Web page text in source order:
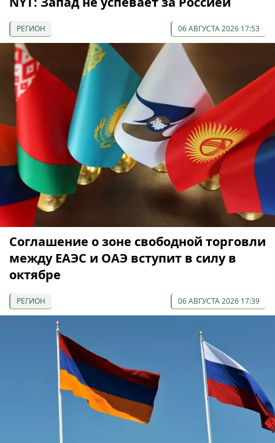
РЕГИОН 06 АВГУСТА 2026 17:53
Соглашение о зоне свободной торговли
между ЕАЭС и ОАЭ вступит в силу в
октябре
РЕГИОН 06 АВГУСТА 2026 17:39